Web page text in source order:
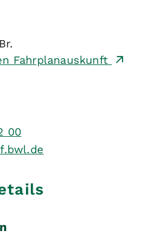
Fahrplanauskunft
00